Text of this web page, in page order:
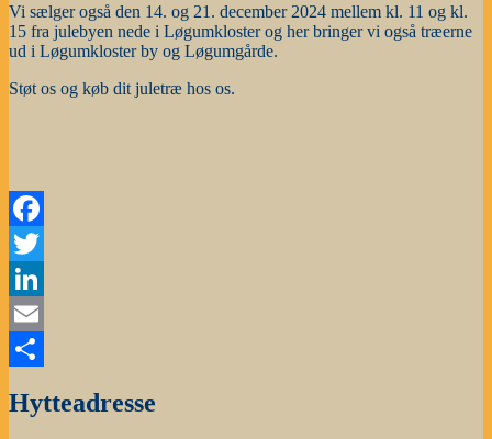
Vi sælger også den 14. og 21. december 2024 mellem kl. 11 og kl.
15 fra julebyen nede i Løgumkloster og her bringer vi også træerne
ud i Løgumkloster by og Løgumgårde.
Støt os og køb dit juletræ hos os.
Facebook
Twitter
LinkedIn
Email
Hytteadresse